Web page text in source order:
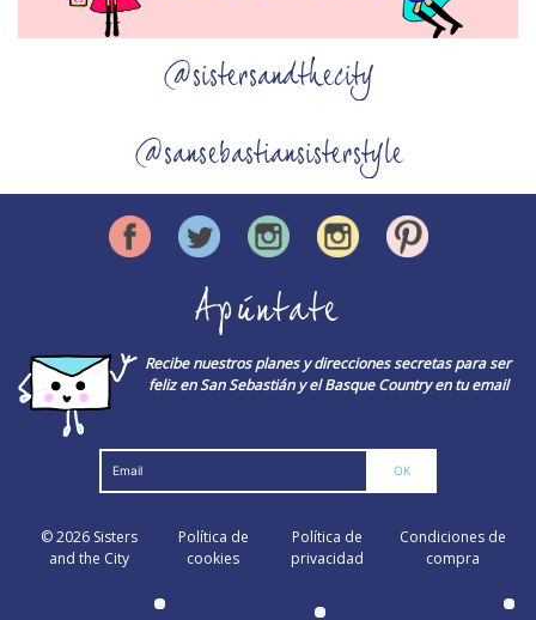
@sistersandthecity
@sansebastiansisterstyle
Apúntate
Recibe nuestros planes y direcciones secretas para ser
feliz en San Sebastián y el Basque Country en tu email
© 2026 Sisters
and the City
Política de
cookies
Política de
privacidad
Condiciones de
compra